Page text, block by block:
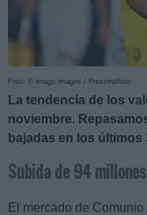
Foto: © imago images / Pressinphoto
La tendencia de los
noviembre.
bajadas en los últimos
Subida de 94 millones
El mercado de